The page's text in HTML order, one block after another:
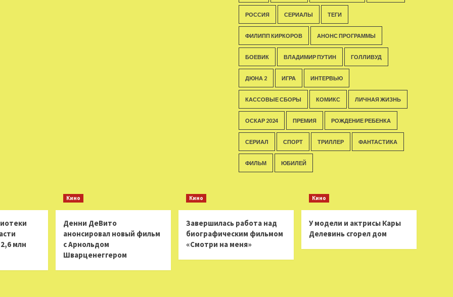
РОССИЯ СЕРИАЛЫ ТЕГИ
ФИЛИПП КИРКОРОВ АНОНС ПРОГРАММЫ
БОЕВИК ВЛАДИМИР ПУТИН ГОЛЛИВУД
ДЮНА 2 ИГРА ИНТЕРВЬЮ
КАССОВЫЕ СБОРЫ КОМИКС ЛИЧНАЯ ЖИЗНЬ
ОСКАР 2024 ПРЕМИЯ РОЖДЕНИЕ РЕБЕНКА
СЕРИАЛ СПОРТ ТРИЛЛЕР ФАНТАСТИКА
ФИЛЬМ ЮБИЛЕЙ
млн
Кино
Денни ДеВито
анонсировал новый фильм
с Арнольдом
Шварценеггером
Кино
Завершилась работа над
биографическим фильмом
«Смотри на меня»
Кино
У модели и актрисы Кары
Делевинь сгорел дом